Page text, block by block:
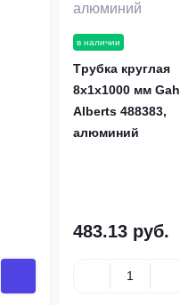
в наличии
Tрубка круглая
8х1х1000 мм Gah
Alberts 488383,
алюминий
483.13 руб.